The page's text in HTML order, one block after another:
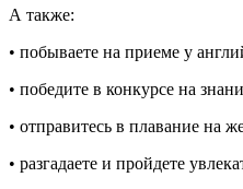
А также:
• побываете на приеме у
• победите в конкурсе на
• отправитесь в плавание на
• разгадаете и пройдете